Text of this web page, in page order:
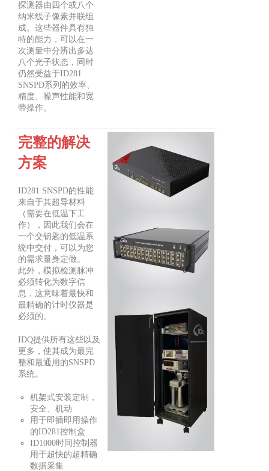
探测器由四个或八个
纳米线子像素并联组
成。这些器件具有独
特的能力，可以在一
次测量中分辨出多达
八个光子状态，同时
仍然受益于ID281
SNSPD系列的效率、
精度、噪声性能和宽
带操作。
完整的解决
方案
ID281 SNSPD的性能
来自于其超导材料
（需要在低温下工
作），因此我们会在
一个交钥匙的低温系
统中交付，可以为您
的需求量身定做。
此外，模拟检测脉冲
必须转化为数字信
息，这意味着最快和
最精确的计时仪器是
必须的。
IDQ提供所有这些以及
更多，使其成为最完
整和最通用的SNSPD
系统。
机架式安装定制，
安全、机动
用于即插即用操作
的ID281控制盒
ID1000时间控制器
用于超快的超精确
数据采集